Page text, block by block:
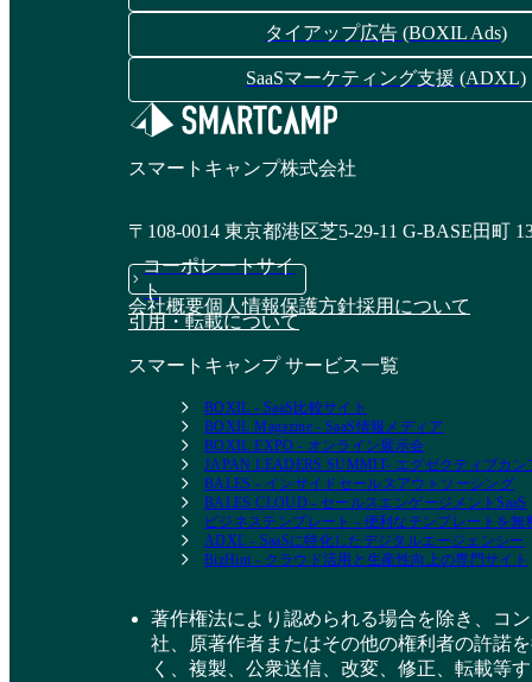
タイアップ広告 (BOXIL Ads)
SaaSマーケティング支援 (ADXL)
スマートキャンプ株式会社
〒108-0014 東京都港区芝5-29-11 G-BASE田町
コーポレートサイ
ト
会社概要個人情報保護方針採用について
引用・転載について
スマートキャンプ サービス一覧
BOXIL - SaaS比較サイト
BOXIL Magazine - SaaS情報メディア
BOXIL EXPO - オンライン展示会
JAPAN LEADERS SUMMIT- エグゼクティブカン
BALES - インサイドセールスアウトソーシング
BALES CLOUD - セールスエンゲージメントSaaS
ビジネステンプレート - 便利なテンプレートを無
ADXL - SaaSに特化したデジタルエージェンシー
BizHint - クラウド活用と生産性向上の専門サイト
著作権法により認められる場合を除き、コ
社、原著作者またはその他の権利者の許諾
く、複製、公衆送信、改変、修正、転載等